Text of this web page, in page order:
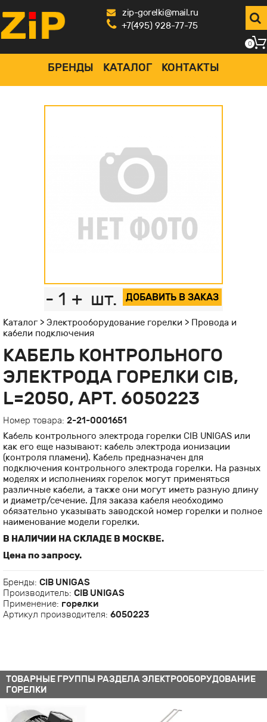
zip-gorelki@mail.ru
+7(495) 928-77-75
БРЕНДЫ КАТАЛОГ КОНТАКТЫ
0
- 1 + шт. ДОБАВИТЬ В ЗАКАЗ
Каталог> Электрооборудование горелки > Провода и
кабели подключения
КАБЕЛЬ КОНТРОЛЬНОГО
ЭЛЕКТРОДА ГОРЕЛКИ CIB,
L=2050, АРТ. 6050223
Номер товара: 2-21-0001651
Кабель контрольного электрода горелки CIB UNIGAS или
как его еще называют: кабель электрода ионизации
(контроля пламени). Кабель предназначен для
подключения контрольного электрода горелки. На разных
моделях и исполнениях горелок могут применяться
различные кабели, а также они могут иметь разную длину
и диаметр/сечение. Для заказа кабеля необходимо
обязательно указывать заводской номер горелки и полное
наименование модели горелки.
В НАЛИЧИИ НА СКЛАДЕ В МОСКВЕ.
Цена по запросу.
Бренды: CIB UNIGAS
Производитель: CIB UNIGAS
Применение: горелки
Артикул производителя: 6050223
ТОВАРНЫЕ ГРУППЫ РАЗДЕЛА ЭЛЕКТРООБОРУДОВАНИЕ
ГОРЕЛКИ